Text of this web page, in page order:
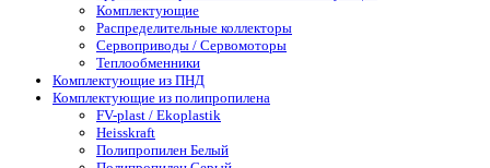
Комплектующие
Распределительные коллекторы
Сервоприводы / Сервомоторы
Теплообменники
Комплектующие из ПНД
Комплектующие из полипропилена
FV-plast / Ekoplastik
Heisskraft
Полипропилен Белый